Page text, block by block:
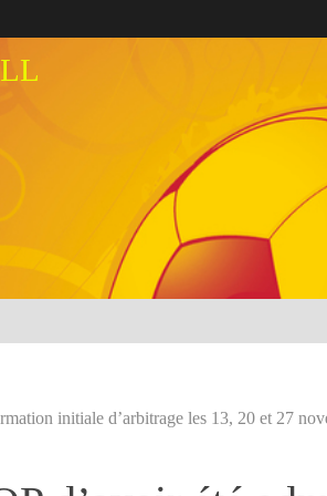
initiale d’arbitrage les 13, 20 et 27